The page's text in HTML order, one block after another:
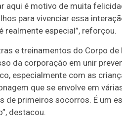
aqui é motivo de muita
para vivenciar essa
realmente especial”, reforçou.
e treinamentos do Corpo
da corporação em unir
especialmente com as
que se envolve em
de primeiros socorros. É um
destacou.